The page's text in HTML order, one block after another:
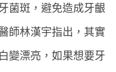
菌斑，避免造成牙齦
師林漢宇指出，其實
變漂亮，如果想要牙